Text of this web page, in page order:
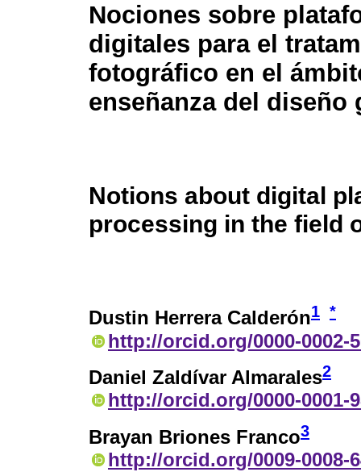
Nociones sobre
digitales para el
fotográfico en el
enseñanza del diseño
Notions about digital
processing in the field
Dustin Herrera Calderón1 *
http://orcid.org/0000-0002-
Daniel Zaldívar Almarales2
http://orcid.org/0000-0001-
Brayan Briones Franco3
http://orcid.org/0009-0008-